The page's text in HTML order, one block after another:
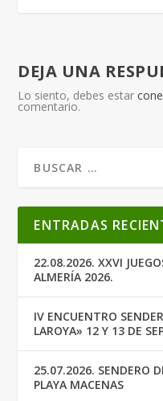
DEJA UNA
Lo siento, debes estar
comentario.
ENTRADAS
22.08.2026. XXVI
ALMERÍA 2026.
IV ENCUENTRO
LAROYA» 12 Y 13 DE
25.07.2026. SENDERO
PLAYA MACENAS